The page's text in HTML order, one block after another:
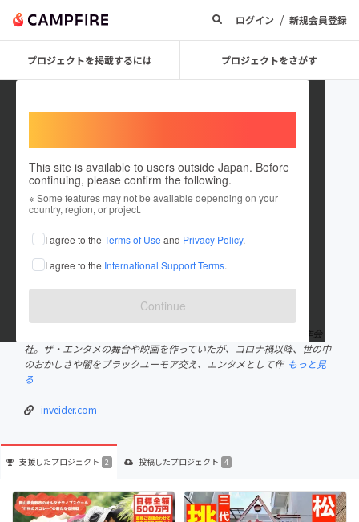
ログイン / 新規会員登録
プロジェクトを掲載するには プロジェクトをさがす
This site is available to users outside Japan. Before
continuing, please confirm the following.
※ Some features may not be available depending on your
country, region, or project.
I agree to the Terms of Use and Privacy Policy.
I agree to the International Support Terms.
Continue
映画制作会社オフィスインベーダ
プロジェクトオーナー
これまでに2回支援して4件のプロジェクトを投稿しています
在住国：日本 現在地：東京都
出身地：岐阜県
異色のクリエーターなるせゆうせいが代表を務める映像・舞台制作会
社。ザ・エンタメの舞台や映画を作っていたが、コロナ禍以降、世の中
のおかしさや闇をブラックユーモア交え、エンタメとして作 もっと見
る
inveider.com
支援したプロジェクト 2 投稿したプロジェクト 4